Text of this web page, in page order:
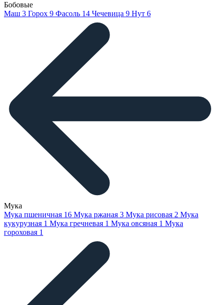
Бобовые
Маш 3 Горох 9 Фасоль 14 Чечевица 9 Нут 6
Мука
Мука пшеничная 16 Мука ржаная 3 Мука рисовая 2 Мука
кукурузная 1 Мука гречневая 1 Мука овсяная 1 Мука
гороховая 1